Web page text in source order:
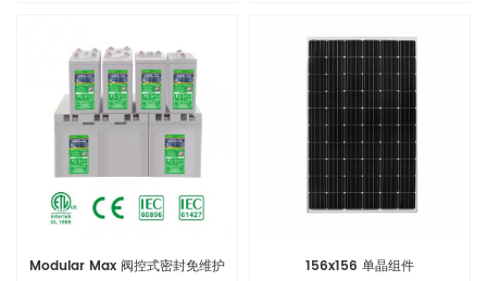
Modular Max 阀控式密封免维护
156x156 单晶组件